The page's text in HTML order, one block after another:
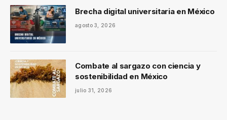
Brecha digital universitaria en México
agosto 3, 2026
Combate al sargazo con ciencia y
sostenibilidad en México
julio 31, 2026